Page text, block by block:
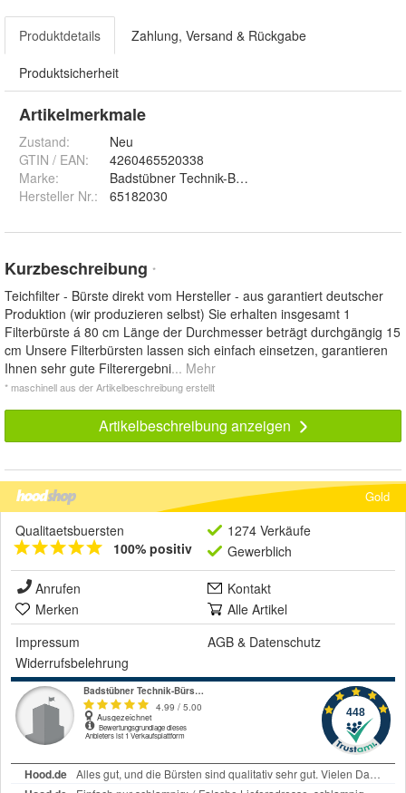
Produktdetails Zahlung, Versand & Rückgabe
Produktsicherheit
Artikelmerkmale
Zustand:
Neu
GTIN / EAN:
4260465520338
Marke:
Badstübner Technik-Bürsten
Hersteller Nr.:
65182030
Kurzbeschreibung *
Teichfilter - Bürste direkt vom Hersteller - aus garantiert deutscher
Produktion (wir produzieren selbst) Sie erhalten insgesamt 1
Filterbürste á 80 cm Länge der Durchmesser beträgt durchgängig 15
cm Unsere Filterbürsten lassen sich einfach einsetzen, garantieren
Ihnen sehr gute Filterergebni... Mehr
* maschinell aus der Artikelbeschreibung erstellt
Artikelbeschreibung anzeigen
Gold
Qualitaetsbuersten
100% positiv
1274 Verkäufe
Gewerblich
Anrufen
Kontakt
Merken
Alle Artikel
Impressum
AGB & Datenschutz
Widerrufsbelehrung